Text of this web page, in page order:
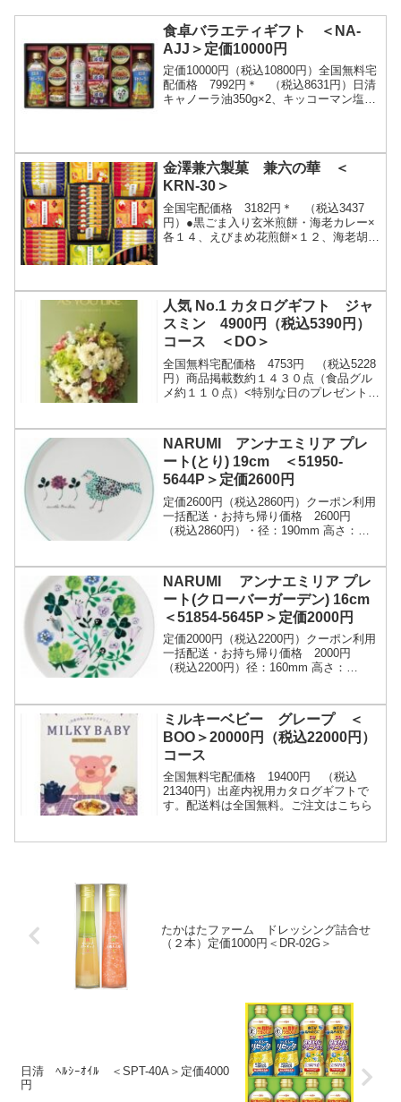
食卓バラエティギフト ＜NA-
AJJ＞定価10000円
定価10000円（税込10800円）全国無料宅
配価格 7992円＊ （税込8631円）日清
キャノーラ油350g×2、キッコーマン塩分
金澤兼六製菓 兼六の華 ＜
KRN-30＞
全国宅配価格 3182円＊ （税込3437
円）●黒ごま入り玄米煎餅・海老カレー×
各１４、えびまめ花煎餅×１２、海老胡椒
人気 No.1 カタログギフト ジャ
スミン 4900円（税込5390円）
コース ＜DO＞
全国無料宅配価格 4753円 （税込5228
円）商品掲載数約１４３０点（食品グル
メ約１１０点）<特別な日のプレゼントに
た...
NARUMI アンナエミリア プレ
ート(とり) 19cm ＜51950-
5644P＞定価2600円
定価2600円（税込2860円）クーポン利用
一括配送・お持ち帰り価格 2600円
（税込2860円）・径：190mm 高さ：
ち...
NARUMI アンナエミリア プレ
ート(クローバーガーデン) 16cm
＜51854-5645P＞定価2000円
定価2000円（税込2200円）クーポン利用
一括配送・お持ち帰り価格 2000円
（税込2200円）径：160mm 高さ：
いた...
ミルキーベビー グレープ ＜
BOO＞20000円（税込22000円）
コース
全国無料宅配価格 19400円 （税込
21340円）出産内祝用カタログギフトで
す。配送料は全国無料。ご注文はこちら
たかはたファーム ドレッシング詰合せ
（２本）定価1000円＜DR-02G＞
日清 ﾍﾙｼｰｵｲﾙ ＜SPT-40A＞定価4000
円